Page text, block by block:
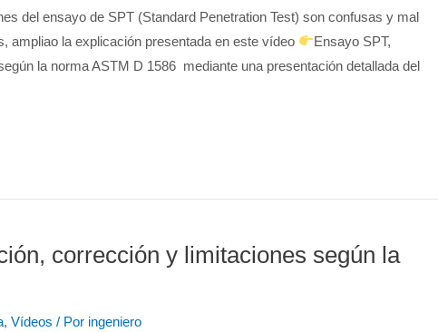
del ensayo de SPT (Standard Penetration Test) son confusas y mal
ampliao la explicación presentada en este vídeo
Ensayo SPT,
la norma ASTM D 1586 mediante una presentación detallada del
corrección y limitaciones según la
, Vídeos / Por ingeniero